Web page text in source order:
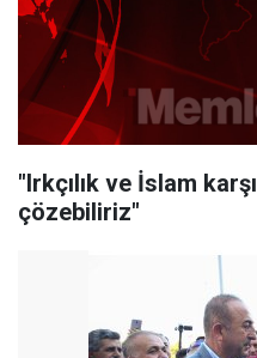
"Irkçılık ve İslam
çözebiliriz"